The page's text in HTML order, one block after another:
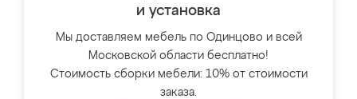
и установка
Мы доставляем мебель по Одинцово и всей
Московской области бесплатно!
Стоимость сборки мебели: 10% от стоимости
заказа.